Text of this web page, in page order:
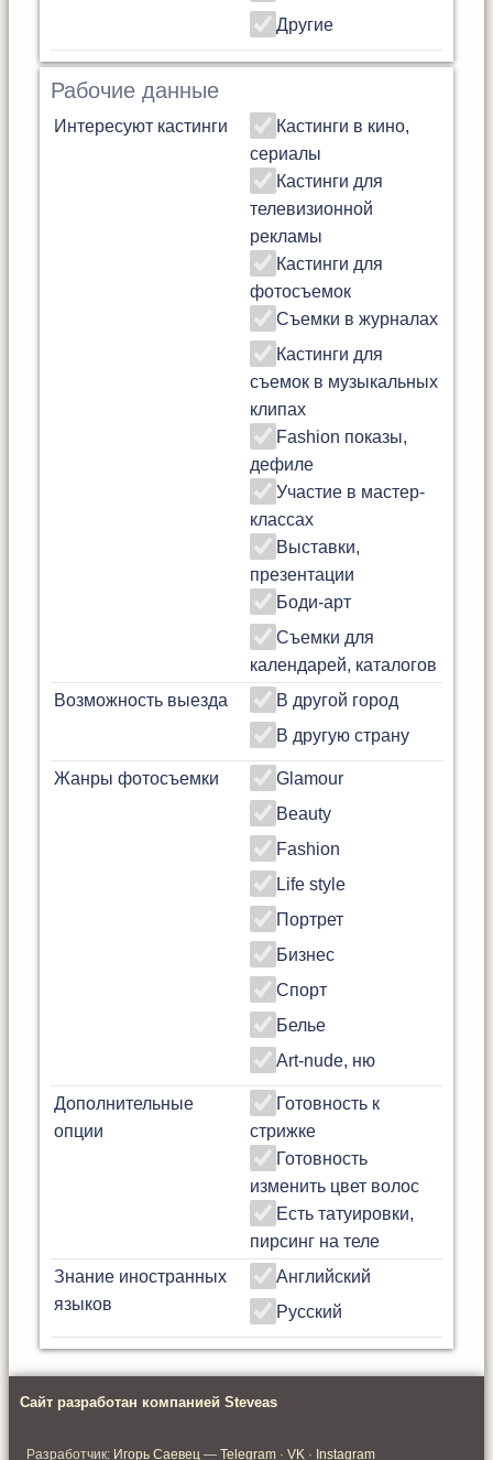
Другие
Рабочие данные
Интересуют кастинги
Кастинги в кино,
сериалы
Кастинги для
телевизионной
рекламы
Кастинги для
фотосъемок
Съемки в журналах
Кастинги для
съемок в музыкальных
клипах
Fashion показы,
дефиле
Участие в мастер-
классах
Выставки,
презентации
Боди-арт
Съемки для
календарей, каталогов
Возможность выезда
В другой город
В другую страну
Жанры фотосъемки
Glamour
Beauty
Fashion
Life style
Портрет
Бизнес
Спорт
Белье
Art-nude, ню
Дополнительные
опции
Готовность к
стрижке
Готовность
изменить цвет волос
Есть татуировки,
пирсинг на теле
Знание иностранных
языков
Английский
Русский
Сайт разработан компанией Steveas
Разработчик: Игорь Саевец — Telegram · VK · Instagram